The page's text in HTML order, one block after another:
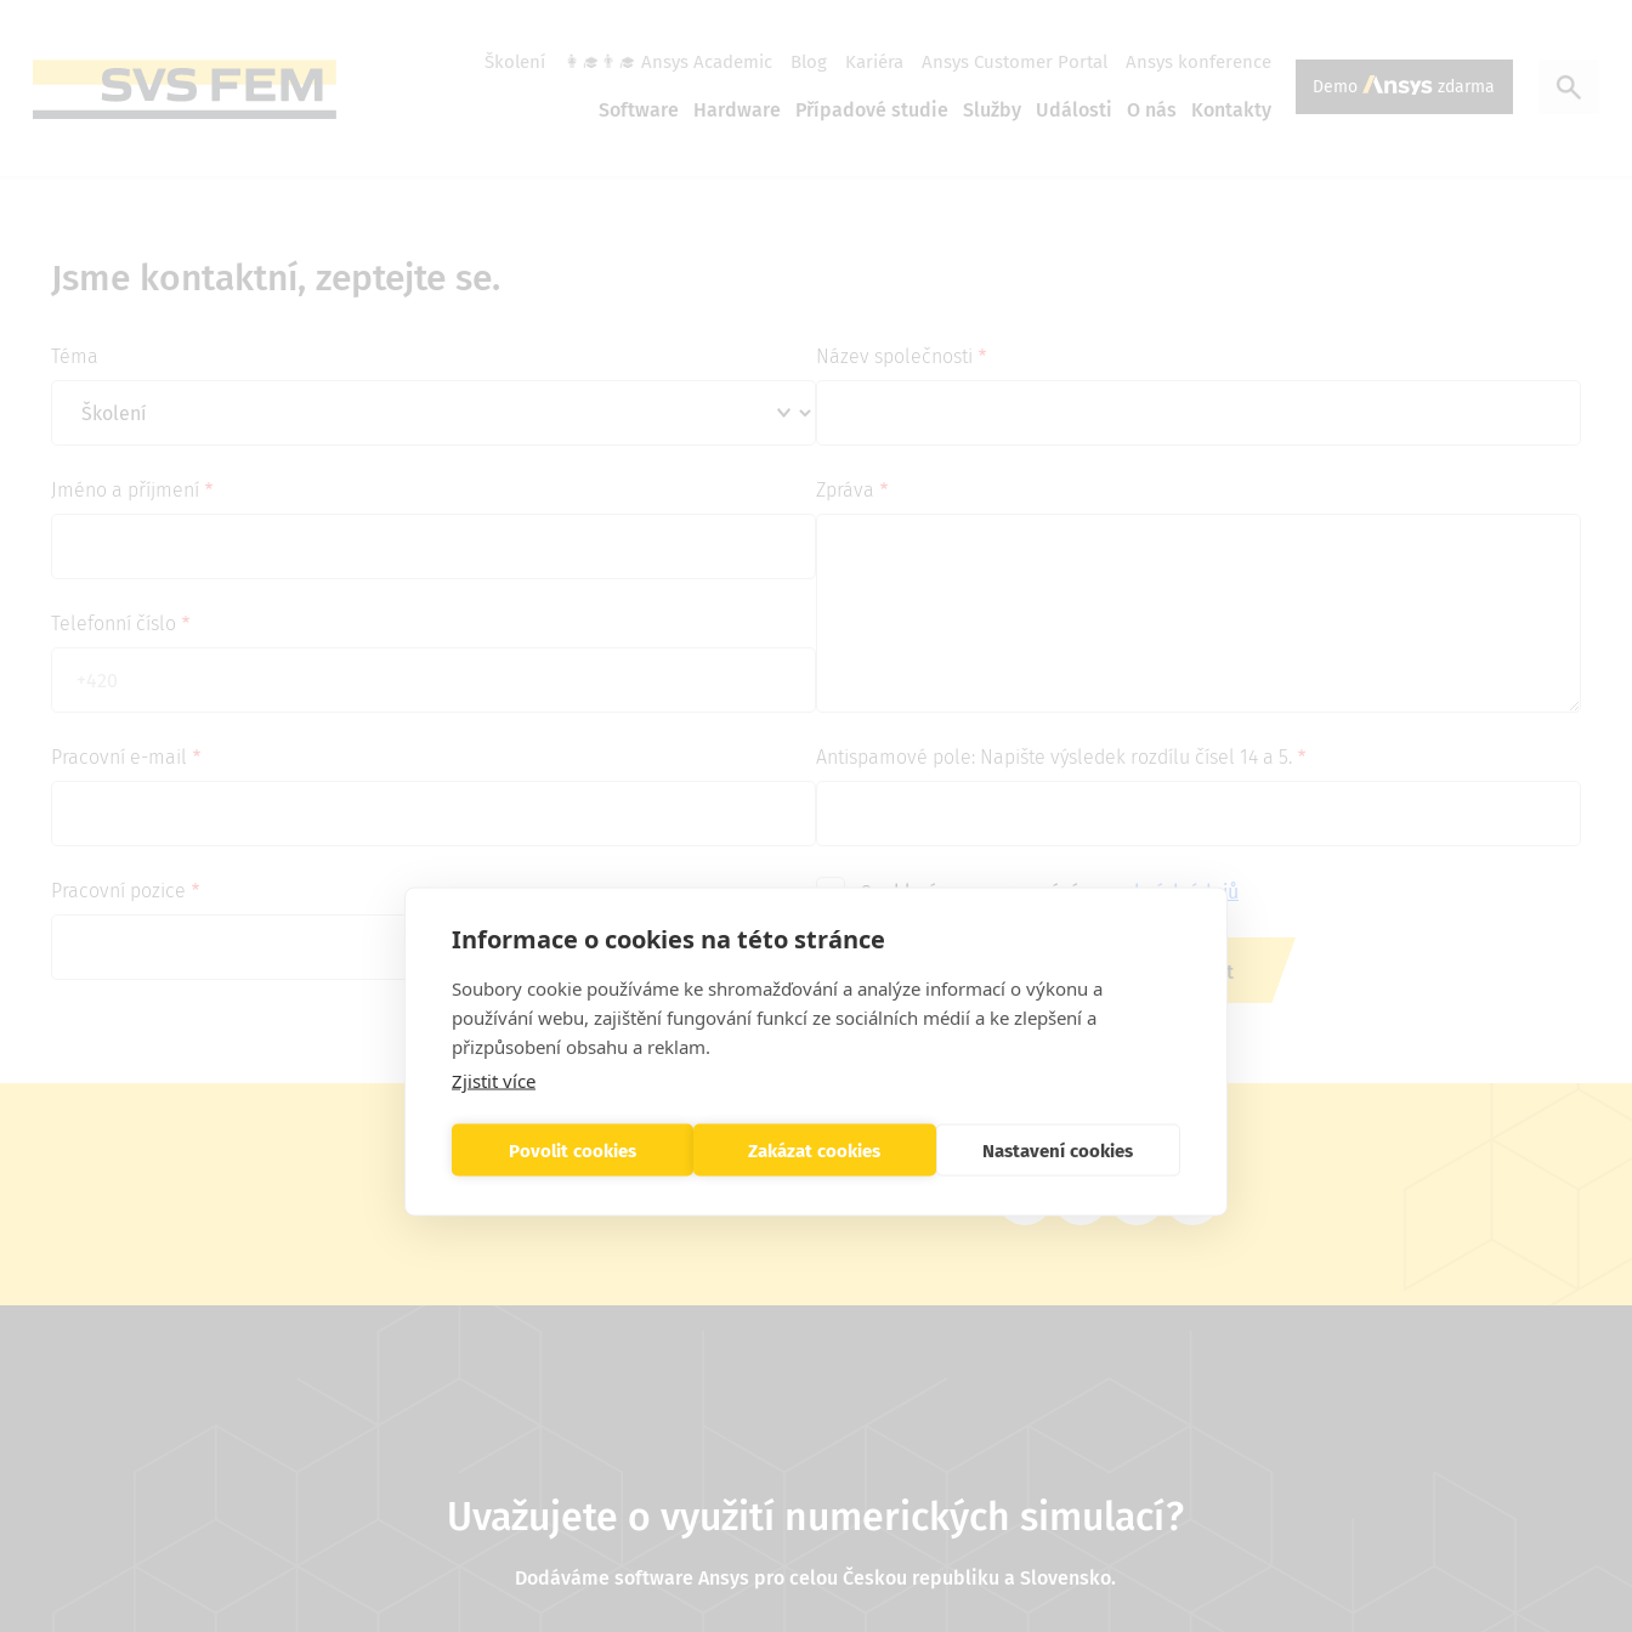
Informace o cookies na této stránce
Soubory cookie používáme ke shromažďování a analýze informací o výkonu a
používání webu, zajištění fungování funkcí ze sociálních médií a ke zlepšení a
přizpůsobení obsahu a reklam.
Zjistit více
Povolit cookies Zakázat cookies Nastavení cookies
hlavnímu
obsahu
Horní
menu
Školení 👩‍🎓👨‍🎓 Ansys Academic Blog Kariéra Ansys Customer Portal Ansys konference
Main
Software Hardware Případové studie Služby Události O nás Kontakty
Demo zdarma
Jsme kontaktní, zeptejte se.
Téma
Jméno a příjmení
Telefonní číslo
Pracovní e-mail
Pracovní pozice
Název společnosti
Zpráva
Antispamové pole: Napište výsledek rozdílu čísel 14 a 5.
Souhlasím se zpracováním osobních údajů
Uvažujete o využití numerických simulací?
Dodáváme software Ansys pro celou Českou republiku a Slovensko.